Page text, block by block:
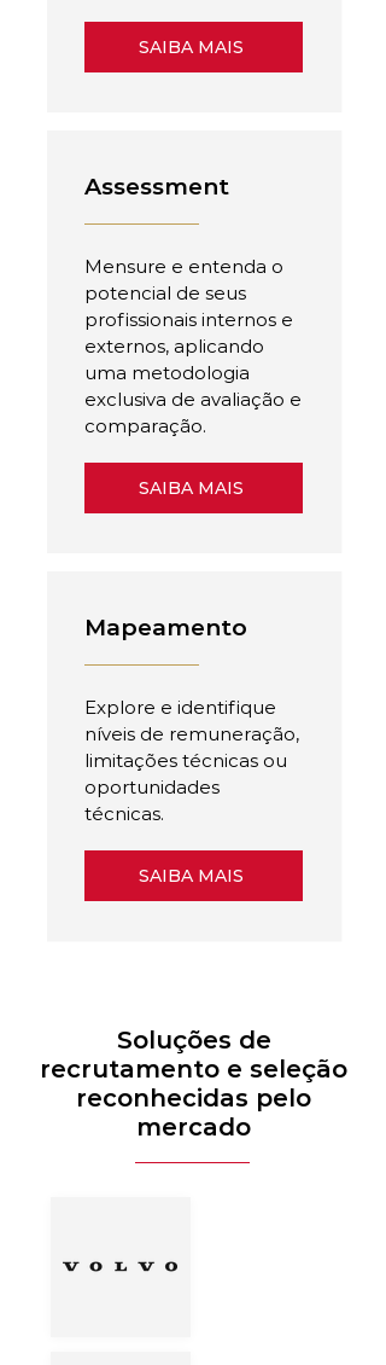
SAIBA MAIS
Assessment
Mensure e entenda o
potencial de seus
profissionais internos e
externos, aplicando
uma metodologia
exclusiva de avaliação e
comparação.
SAIBA MAIS
Mapeamento
Explore e identifique
níveis de remuneração,
limitações técnicas ou
oportunidades
técnicas.
SAIBA MAIS
Soluções de
recrutamento e seleção
reconhecidas pelo
mercado